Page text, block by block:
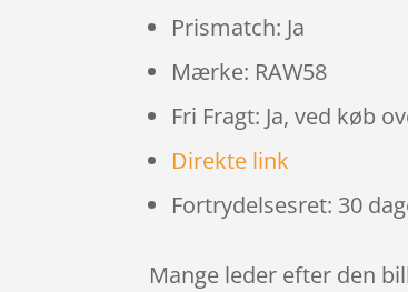
Prismatch: Ja
Mærke: RAW58
Fri Fragt: Ja, ved køb
Direkte link
Fortrydelsesret: 30
Mange leder efter den